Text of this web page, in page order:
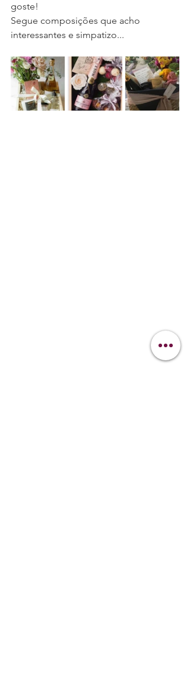
goste!
Segue composições que acho
interessantes e simpatizo...